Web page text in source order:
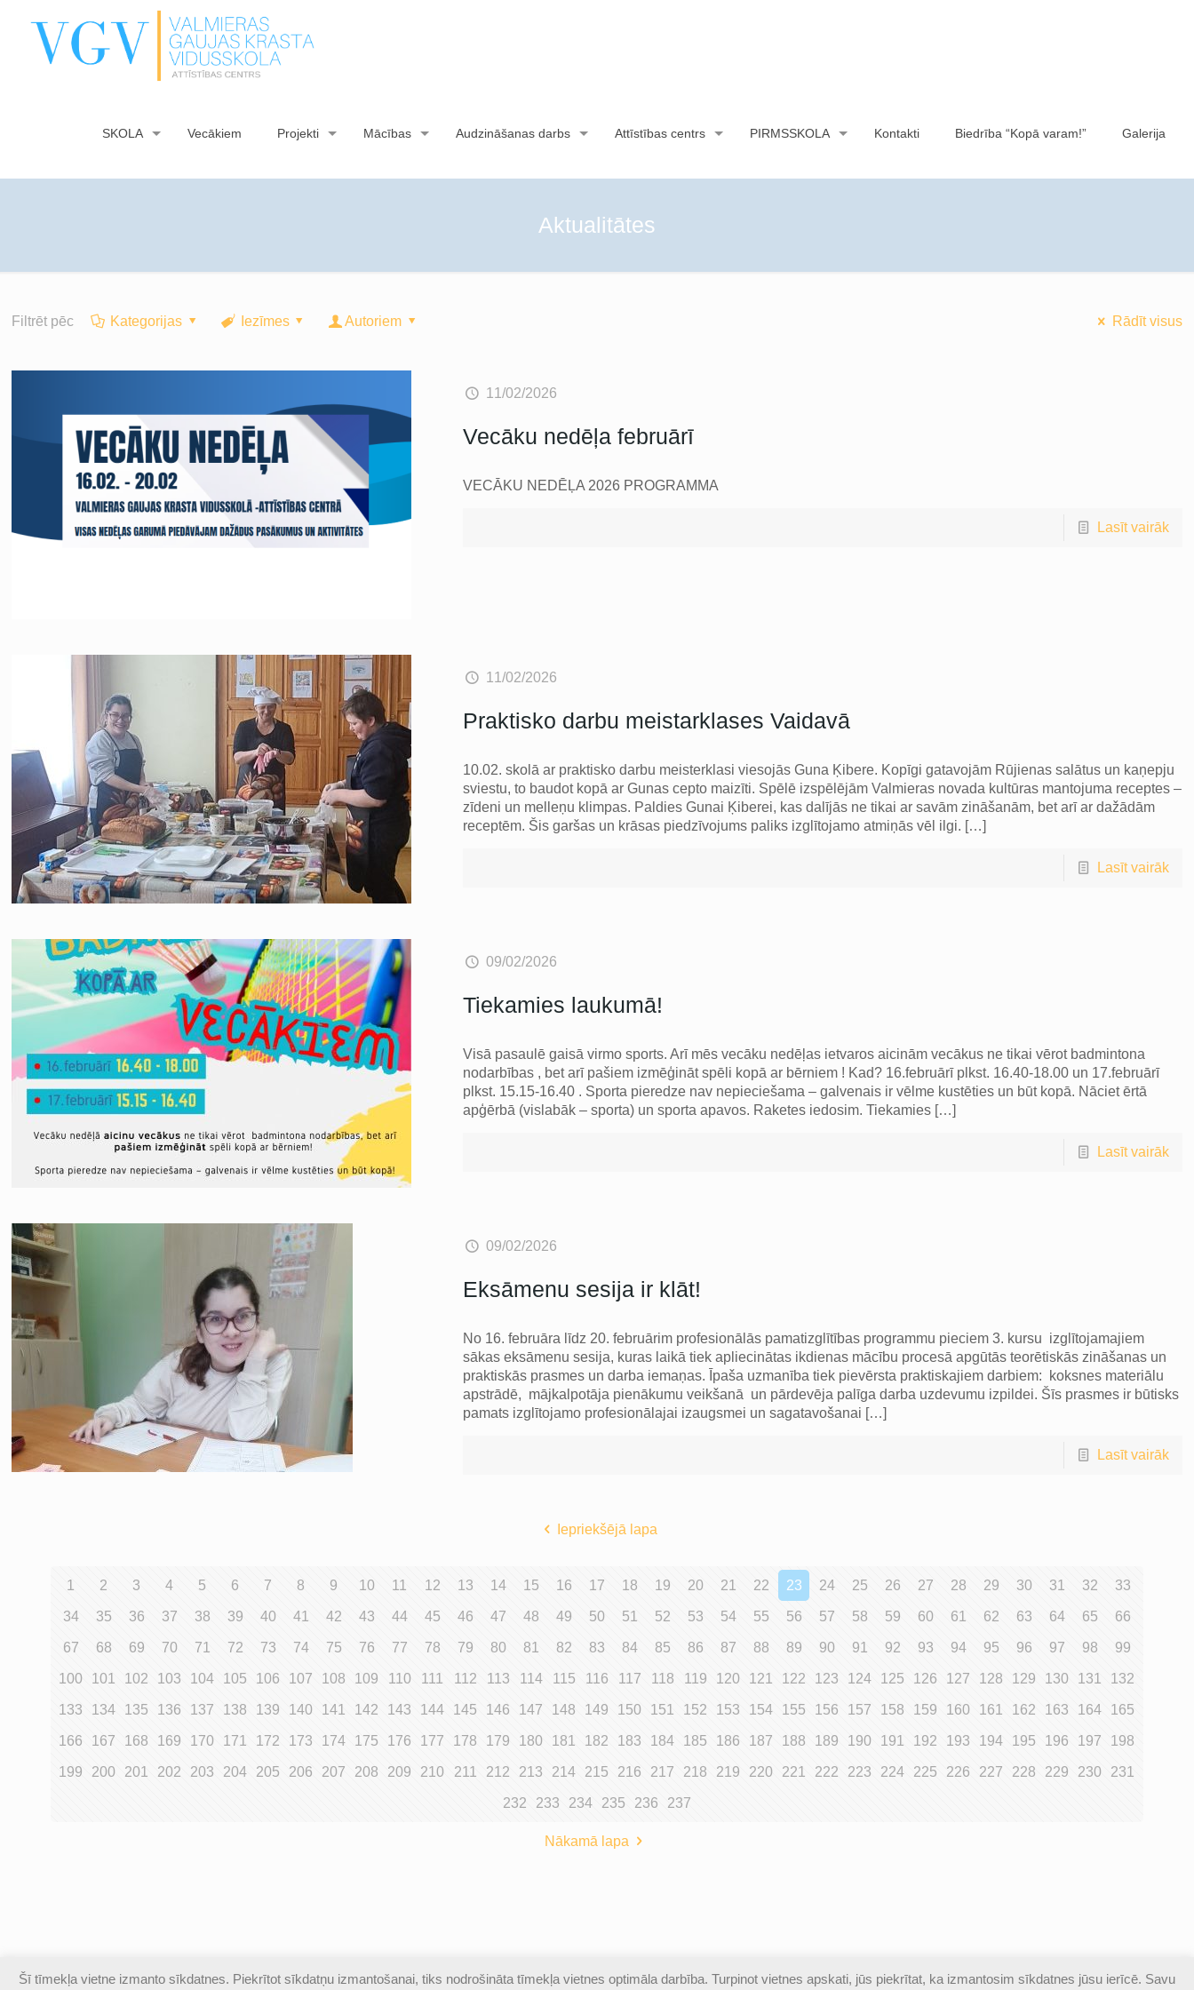
SKOLA Vecākiem Projekti Mācības Audzināšanas darbs Attīstības centrs PIRMSSKOLA Kontakti Biedrība “Kopā varam!” Galerija
Aktualitātes
Filtrēt pēc Kategorijas Iezīmes Autoriem Rādīt visus
11/02/2026
Vecāku nedēļa februārī
VECĀKU NEDĒĻA 2026 PROGRAMMA
Lasīt vairāk
11/02/2026
Praktisko darbu meistarklases Vaidavā
10.02. skolā ar praktisko darbu meisterklasi viesojās Guna Ķibere. Kopīgi gatavojām Rūjienas salātus un kaņepju
sviestu, to baudot kopā ar Gunas cepto maizīti. Spēlē izspēlējām Valmieras novada kultūras mantojuma receptes –
zīdeni un melleņu klimpas. Paldies Gunai Ķiberei, kas dalījās ne tikai ar savām zināšanām, bet arī ar dažādām
receptēm. Šis garšas un krāsas piedzīvojums paliks izglītojamo atmiņās vēl ilgi. […]
Lasīt vairāk
09/02/2026
Tiekamies laukumā!
Visā pasaulē gaisā virmo sports. Arī mēs vecāku nedēļas ietvaros aicinām vecākus ne tikai vērot badmintona
nodarbības , bet arī pašiem izmēģināt spēli kopā ar bērniem ! Kad? 16.februārī plkst. 16.40-18.00 un 17.februārī
plkst. 15.15-16.40 . Sporta pieredze nav nepieciešama – galvenais ir vēlme kustēties un būt kopā. Nāciet ērtā
apģērbā (vislabāk – sporta) un sporta apavos. Raketes iedosim. Tiekamies[…]
Lasīt vairāk
09/02/2026
Eksāmenu sesija ir klāt!
No 16. februāra līdz 20. februārim profesionālās pamatizglītības programmu pieciem 3. kursu izglītojamajiem
sākas eksāmenu sesija, kuras laikā tiek apliecinātas ikdienas mācību procesā apgūtās teorētiskās zināšanas un
praktiskās prasmes un darba iemaņas. Īpaša uzmanība tiek pievērsta praktiskajiem darbiem: koksnes materiālu
apstrādē, mājkalpotāja pienākumu veikšanā un pārdevēja palīga darba uzdevumu izpildei. Šīs prasmes ir būtisks
pamats izglītojamo profesionālajai izaugsmei un sagatavošanai […]
Lasīt vairāk
Iepriekšējā lapa
1 2 3 4 5 6 7 8 9 10 11 12 13 14 15 16 17 18 19 20 21 22 23 24 25 26 27 28 29 30 31 32 33
34 35 36 37 38 39 40 41 42 43 44 45 46 47 48 49 50 51 52 53 54 55 56 57 58 59 60 61 62 63 64 65 66
67 68 69 70 71 72 73 74 75 76 77 78 79 80 81 82 83 84 85 86 87 88 89 90 91 92 93 94 95 96 97 98 99
100 101 102 103 104 105 106 107 108 109 110 111 112 113 114 115 116 117 118 119 120 121 122 123 124 125 126 127 128 129 130 131 132
133 134 135 136 137 138 139 140 141 142 143 144 145 146 147 148 149 150 151 152 153 154 155 156 157 158 159 160 161 162 163 164 165
166 167 168 169 170 171 172 173 174 175 176 177 178 179 180 181 182 183 184 185 186 187 188 189 190 191 192 193 194 195 196 197 198
199 200 201 202 203 204 205 206 207 208 209 210 211 212 213 214 215 216 217 218 219 220 221 222 223 224 225 226 227 228 229 230 231
232 233 234 235 236 237
Nākamā lapa
© Valmieras Gaujas krasta vidusskola | Visas autortiesības aizsargātas |Piekļūstamības paziņojums
Šī tīmekļa vietne izmanto sīkdatnes. Piekrītot sīkdatņu izmantošanai, tiks nodrošināta tīmekļa vietnes optimāla darbība. Turpinot vietnes apskati, jūs piekrītat, ka izmantosim sīkdatnes jūsu ierīcē. Savu